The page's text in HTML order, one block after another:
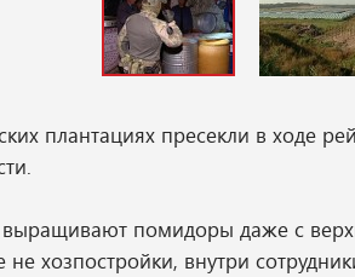
плантациях пресекли в ходе
помидоры даже с
не хозпостройки, внутри